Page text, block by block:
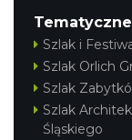
Tematyczne
Szlak i
Szlak Orlich
Szlak
Szlak
Śląskiego